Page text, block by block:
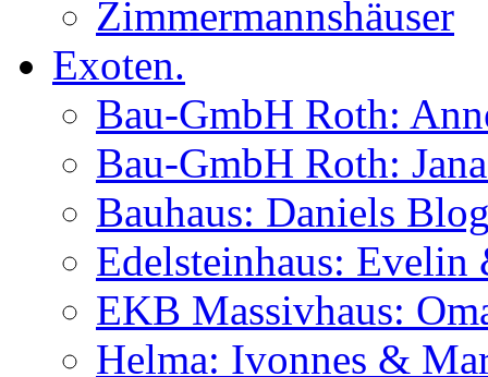
Zimmermannshäuser
Exoten.
Bau-GmbH Roth:
Bau-GmbH Roth:
Bauhaus: Daniels
Edelsteinhaus:
EKB Massivhaus:
Helma: Ivonnes &